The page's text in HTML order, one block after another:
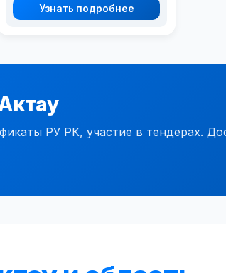
Узнать подробнее
РУ РК, участие в тендерах.